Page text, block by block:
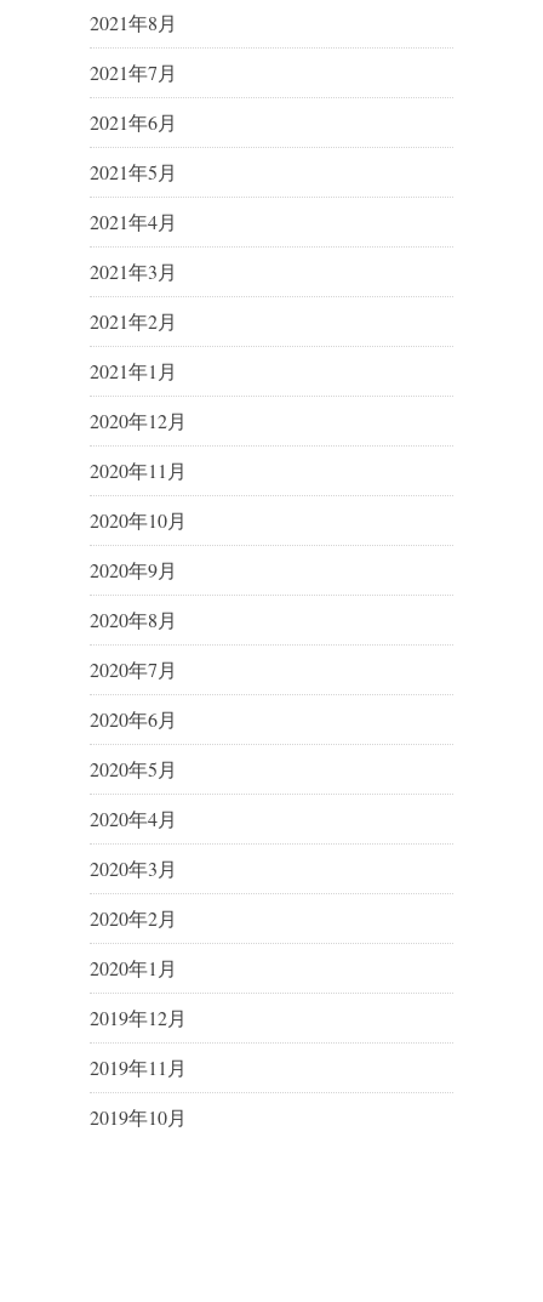
2021年8月
2021年7月
2021年6月
2021年5月
2021年4月
2021年3月
2021年2月
2021年1月
2020年12月
2020年11月
2020年10月
2020年9月
2020年8月
2020年7月
2020年6月
2020年5月
2020年4月
2020年3月
2020年2月
2020年1月
2019年12月
2019年11月
2019年10月